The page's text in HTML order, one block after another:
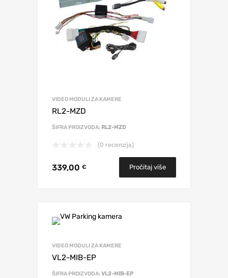
VIDEO MODULI ZA KAMERE
RL2-MZD
ŠIFRA PROIZVODA: RL2-MZD
(0 recenzija)
339,00 € Pročitaj više
VIDEO MODULI ZA KAMERE
VL2-MIB-EP
ŠIFRA PROIZVODA: VL2-MIB-EP